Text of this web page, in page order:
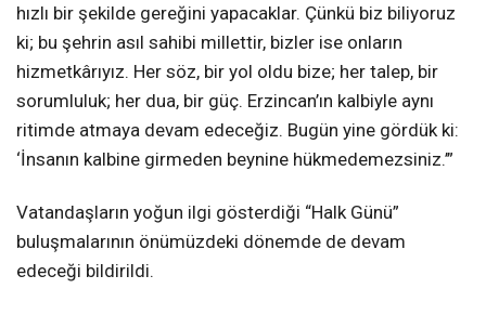
hızlı bir şekilde gereğini yapacaklar. Çünkü biz biliyoruz
ki; bu şehrin asıl sahibi millettir, bizler ise onların
hizmetkârıyız. Her söz, bir yol oldu bize; her talep, bir
sorumluluk; her dua, bir güç. Erzincan’ın kalbiyle aynı
ritimde atmaya devam edeceğiz. Bugün yine gördük ki:
‘İnsanın kalbine girmeden beynine hükmedemezsiniz.’”
Vatandaşların yoğun ilgi gösterdiği “Halk Günü”
buluşmalarının önümüzdeki dönemde de devam
edeceği bildirildi.